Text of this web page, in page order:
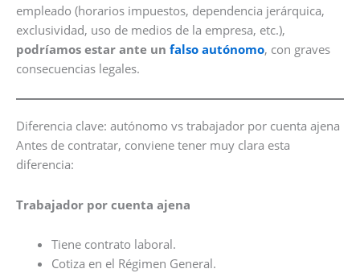
empleado (horarios impuestos, dependencia jerárquica,
exclusividad, uso de medios de la empresa, etc.),
podríamos estar ante un falso autónomo, con graves
consecuencias legales.
Diferencia clave: autónomo vs trabajador por cuenta ajena
Antes de contratar, conviene tener muy clara esta
diferencia:
Trabajador por cuenta ajena
Tiene contrato laboral.
Cotiza en el Régimen General.